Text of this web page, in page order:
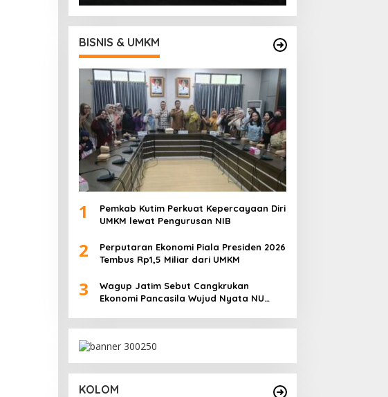
BISNIS & UMKM
1
Pemkab Kutim Perkuat Kepercayaan Diri
UMKM lewat Pengurusan NIB
2
Perputaran Ekonomi Piala Presiden 2026
Tembus Rp1,5 Miliar dari UMKM
3
Wagup Jatim Sebut Cangkrukan
Ekonomi Pancasila Wujud Nyata NU
KOLOM